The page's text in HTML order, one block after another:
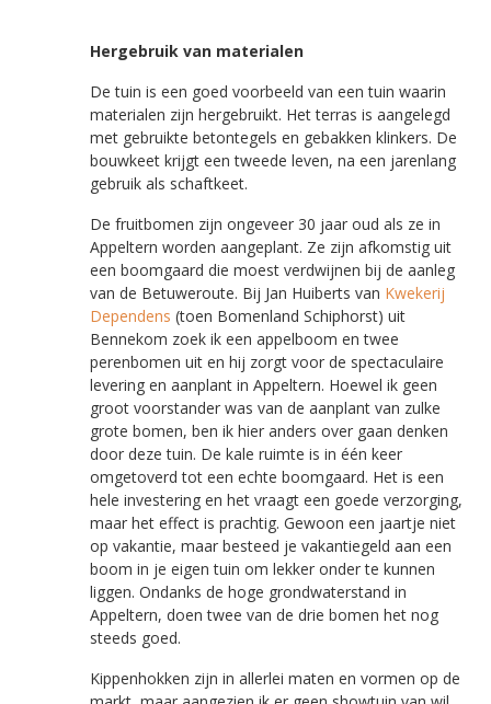
Hergebruik van materialen
De tuin is een goed voorbeeld van een tuin waarin
materialen zijn hergebruikt. Het terras is aangelegd
met gebruikte betontegels en gebakken klinkers. De
bouwkeet krijgt een tweede leven, na een jarenlang
gebruik als schaftkeet.
De fruitbomen zijn ongeveer 30 jaar oud als ze in
Appeltern worden aangeplant. Ze zijn afkomstig uit
een boomgaard die moest verdwijnen bij de aanleg
van de Betuweroute. Bij Jan Huiberts van Kwekerij
Dependens(toen Bomenland Schiphorst) uit
Bennekom zoek ik een appelboom en twee
perenbomen uit en hij zorgt voor de spectaculaire
levering en aanplant in Appeltern. Hoewel ik geen
groot voorstander was van de aanplant van zulke
grote bomen, ben ik hier anders over gaan denken
door deze tuin. De kale ruimte is in één keer
omgetoverd tot een echte boomgaard. Het is een
hele investering en het vraagt een goede verzorging,
maar het effect is prachtig. Gewoon een jaartje niet
op vakantie, maar besteed je vakantiegeld aan een
boom in je eigen tuin om lekker onder te kunnen
liggen. Ondanks de hoge grondwaterstand in
Appeltern, doen twee van de drie bomen het nog
steeds goed.
Kippenhokken zijn in allerlei maten en vormen op de